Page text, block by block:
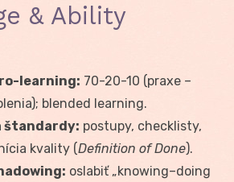
& Ability
learning: 70-20-10 (praxe –
blended learning.
štandardy: postupy, checklisty,
kvality (Definition of Done).
oslabiť „knowing–doing